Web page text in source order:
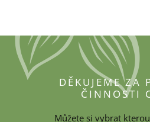
DĚKUJEME ZA
ČINNOSTI
Můžete si vybrat